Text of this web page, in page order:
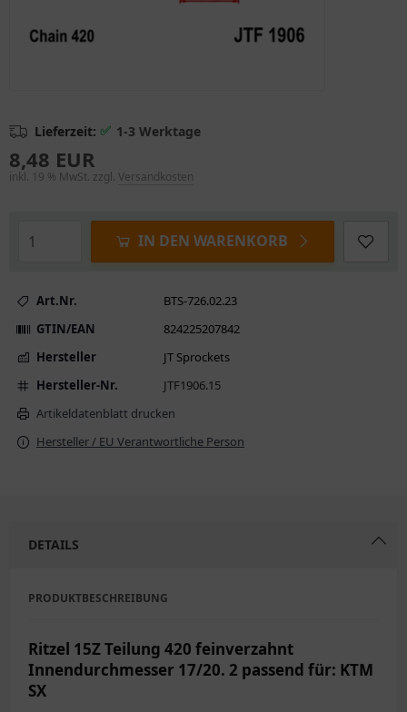
Lieferzeit: ✅ 1-3 Werktage
8,48 EUR
inkl. 19 % MwSt. zzgl. Versandkosten
IN DEN WARENKORB
Art.Nr.
BTS-726.02.23
GTIN/EAN
824225207842
Hersteller
JT Sprockets
Hersteller-Nr.
JTF1906.15
Artikeldatenblatt drucken
Hersteller / EU Verantwortliche Person
DETAILS
PRODUKTBESCHREIBUNG
Ritzel 15Z Teilung 420 feinverzahnt
Innendurchmesser 17/20. 2 passend für: KTM
SX